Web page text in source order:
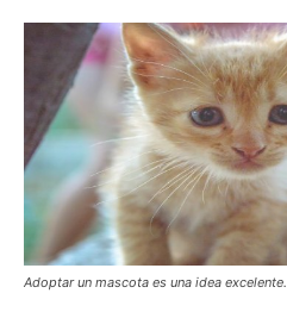
Adoptar un mascota es una idea excelente.